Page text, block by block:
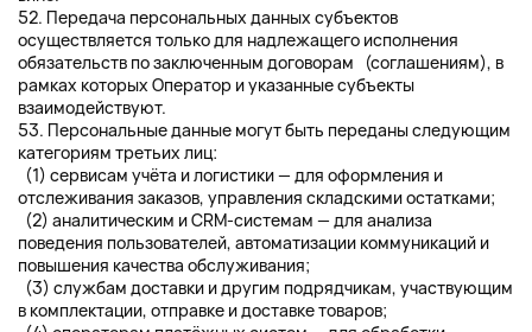
52. Передача персональных данных субъектов
осуществляется только для надлежащего исполнения
обязательств по заключенным договорам (соглашениям), в
рамках которых Оператор и указанные субъекты
взаимодействуют.
53. Персональные данные могут быть переданы следующим
категориям третьих лиц:
(1) сервисам учёта и логистики — для оформления и
отслеживания заказов, управления складскими остатками;
(2) аналитическим и CRM-системам — для анализа
поведения пользователей, автоматизации коммуникаций и
повышения качества обслуживания;
(3) службам доставки и другим подрядчикам, участвующим
в комплектации, отправке и доставке товаров;